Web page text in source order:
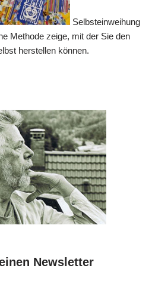
Selbsteinweihung
Methode zeige, mit der Sie den
herstellen können.
Newsletter